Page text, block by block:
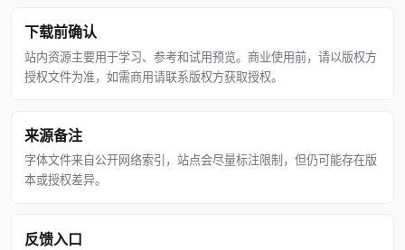
下载前确认
站内资源主要用于学习、参考和试用预览。商业使用前，请以版权方
授权文件为准，如需商用请联系版权方获取授权。
来源备注
字体文件来自公开网络索引，站点会尽量标注限制，但仍可能存在版
本或授权差异。
反馈入口